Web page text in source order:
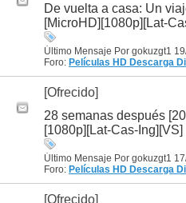
De vuelta a casa: Un
[MicroHD][1080p][Lat-
Último Mensaje Por gokuzgt1
Foro: Películas HD Descarga
[Ofrecido]
28 semanas después
[1080p][Lat-Cas-Ing][VS]
Último Mensaje Por gokuzgt1
Foro: Películas HD Descarga
[Ofrecido]